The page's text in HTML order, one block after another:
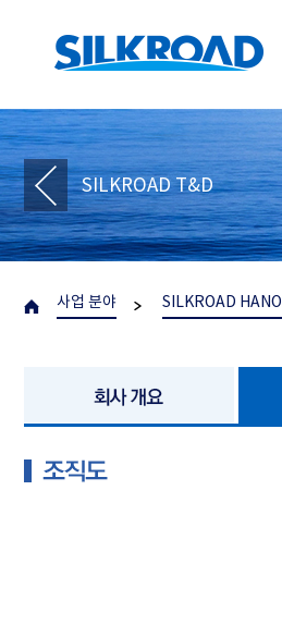
SILKROAD T&D
사업 분야 SILKROAD HANOI